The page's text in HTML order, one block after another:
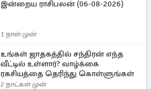
இன்றைய ராசிபலன் (06-08-2026)
1 நாள் முன்
உங்கள் ஜாதகத்தில் சந்திரன் எந்த
வீட்டில் உள்ளார்? வாழ்க்கை
ரகசியத்தை தெரிந்து கொள்ளுங்கள்
2 நாட்கள் முன்